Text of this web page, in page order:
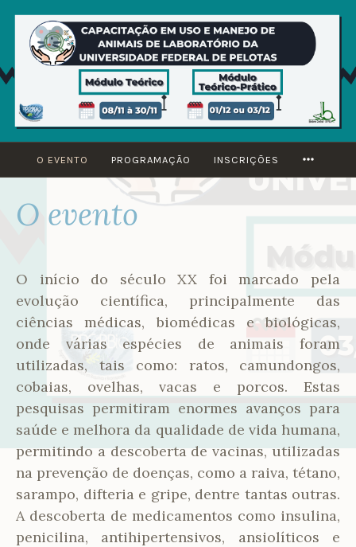
conteúdo
O EVENTO PROGRAMAÇÃO INSCRIÇÕES
O evento
O início do século XX foi marcado pela
evolução científica, principalmente das
ciências médicas, biomédicas e biológicas,
onde várias espécies de animais foram
utilizadas, tais como: ratos, camundongos,
cobaias, ovelhas, vacas e porcos. Estas
pesquisas permitiram enormes avanços para
saúde e melhora da qualidade de vida humana,
permitindo a descoberta de vacinas, utilizadas
na prevenção de doenças, como a raiva, tétano,
sarampo, difteria e gripe, dentre tantas outras.
A descoberta de medicamentos como insulina,
penicilina, antihipertensivos, ansiolíticos e